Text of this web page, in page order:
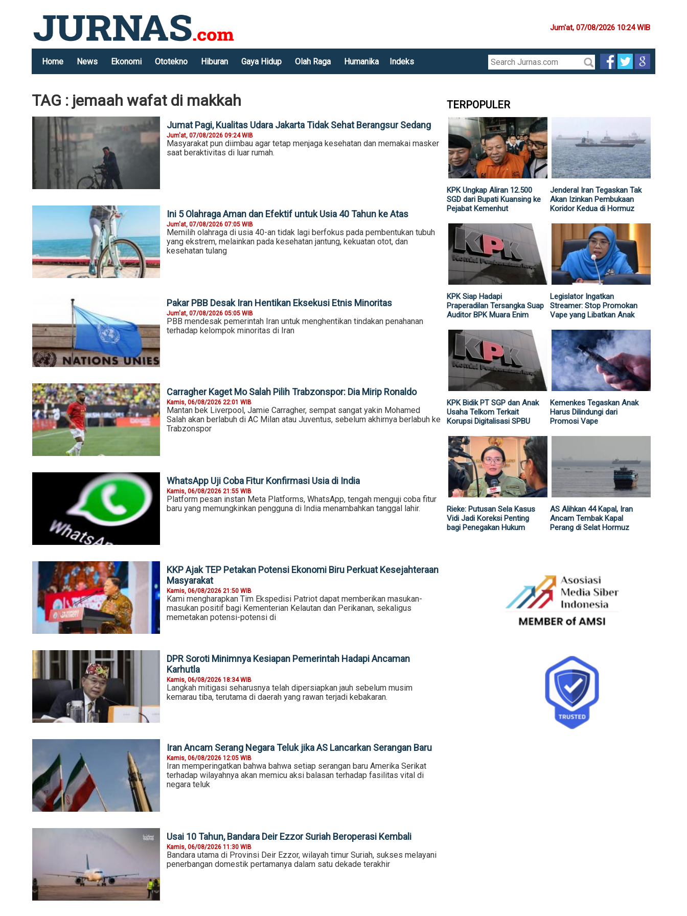
Jum'at, 07/08/2026 10:24 WIB
Home News Ekonomi Ototekno Hiburan Gaya Hidup Olah Raga Humanika Indeks
TAG : jemaah wafat di makkah
Jumat Pagi, Kualitas Udara Jakarta Tidak Sehat Berangsur Sedang
Jum'at, 07/08/2026 09:24 WIB
Masyarakat pun diimbau agar tetap menjaga kesehatan dan memakai masker
saat beraktivitas di luar rumah.
Ini 5 Olahraga Aman dan Efektif untuk Usia 40 Tahun ke Atas
Jum'at, 07/08/2026 07:05 WIB
Memilih olahraga di usia 40-an tidak lagi berfokus pada pembentukan tubuh
yang ekstrem, melainkan pada kesehatan jantung, kekuatan otot, dan
kesehatan tulang
Pakar PBB Desak Iran Hentikan Eksekusi Etnis Minoritas
Jum'at, 07/08/2026 05:05 WIB
PBB mendesak pemerintah Iran untuk menghentikan tindakan penahanan
terhadap kelompok minoritas di Iran
Carragher Kaget Mo Salah Pilih Trabzonspor: Dia Mirip Ronaldo
Kamis, 06/08/2026 22:01 WIB
Mantan bek Liverpool, Jamie Carragher, sempat sangat yakin Mohamed
Salah akan berlabuh di AC Milan atau Juventus, sebelum akhirnya berlabuh ke
Trabzonspor
WhatsApp Uji Coba Fitur Konfirmasi Usia di India
Kamis, 06/08/2026 21:55 WIB
Platform pesan instan Meta Platforms, WhatsApp, tengah menguji coba fitur
baru yang memungkinkan pengguna di India menambahkan tanggal lahir.
KKP Ajak TEP Petakan Potensi Ekonomi Biru Perkuat Kesejahteraan
Masyarakat
Kamis, 06/08/2026 21:50 WIB
Kami mengharapkan Tim Ekspedisi Patriot dapat memberikan masukan-
masukan positif bagi Kementerian Kelautan dan Perikanan, sekaligus
memetakan potensi-potensi di
DPR Soroti Minimnya Kesiapan Pemerintah Hadapi Ancaman
Karhutla
Kamis, 06/08/2026 18:34 WIB
Langkah mitigasi seharusnya telah dipersiapkan jauh sebelum musim
kemarau tiba, terutama di daerah yang rawan terjadi kebakaran.
Iran Ancam Serang Negara Teluk jika AS Lancarkan Serangan Baru
Kamis, 06/08/2026 12:05 WIB
Iran memperingatkan bahwa bahwa setiap serangan baru Amerika Serikat
terhadap wilayahnya akan memicu aksi balasan terhadap fasilitas vital di
negara teluk
Usai 10 Tahun, Bandara Deir Ezzor Suriah Beroperasi Kembali
Kamis, 06/08/2026 11:30 WIB
Bandara utama di Provinsi Deir Ezzor, wilayah timur Suriah, sukses melayani
penerbangan domestik pertamanya dalam satu dekade terakhir
TERPOPULER
KPK Ungkap Aliran 12.500
SGD dari Bupati Kuansing ke
Pejabat Kemenhut
Jenderal Iran Tegaskan Tak
Akan Izinkan Pembukaan
Koridor Kedua di Hormuz
KPK Siap Hadapi
Praperadilan Tersangka Suap
Auditor BPK Muara Enim
Legislator Ingatkan
Streamer: Stop Promokan
Vape yang Libatkan Anak
KPK Bidik PT SGP dan Anak
Usaha Telkom Terkait
Korupsi Digitalisasi SPBU
Kemenkes Tegaskan Anak
Harus Dilindungi dari
Promosi Vape
Rieke: Putusan Sela Kasus
Vidi Jadi Koreksi Penting
bagi Penegakan Hukum
AS Alihkan 44 Kapal, Iran
Ancam Tembak Kapal
Perang di Selat Hormuz